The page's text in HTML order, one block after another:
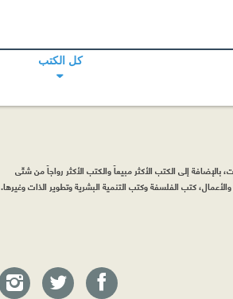
كل الكتب
إلى الكتب الأكثر مبيعاً والكتب الأكثر رواجاً من شتّى
كتب الفلسفة وكتب التنمية البشرية وتطوير الذات وغيرها.